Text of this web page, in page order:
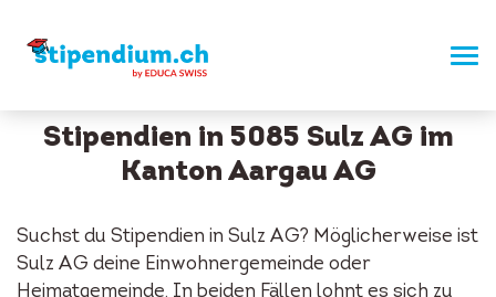
Stipendien in 5085 Sulz AG im
Kanton Aargau AG
Suchst du Stipendien in Sulz AG? Möglicherweise ist
Sulz AG deine Einwohnergemeinde oder
Heimatgemeinde. In beiden Fällen lohnt es sich zu